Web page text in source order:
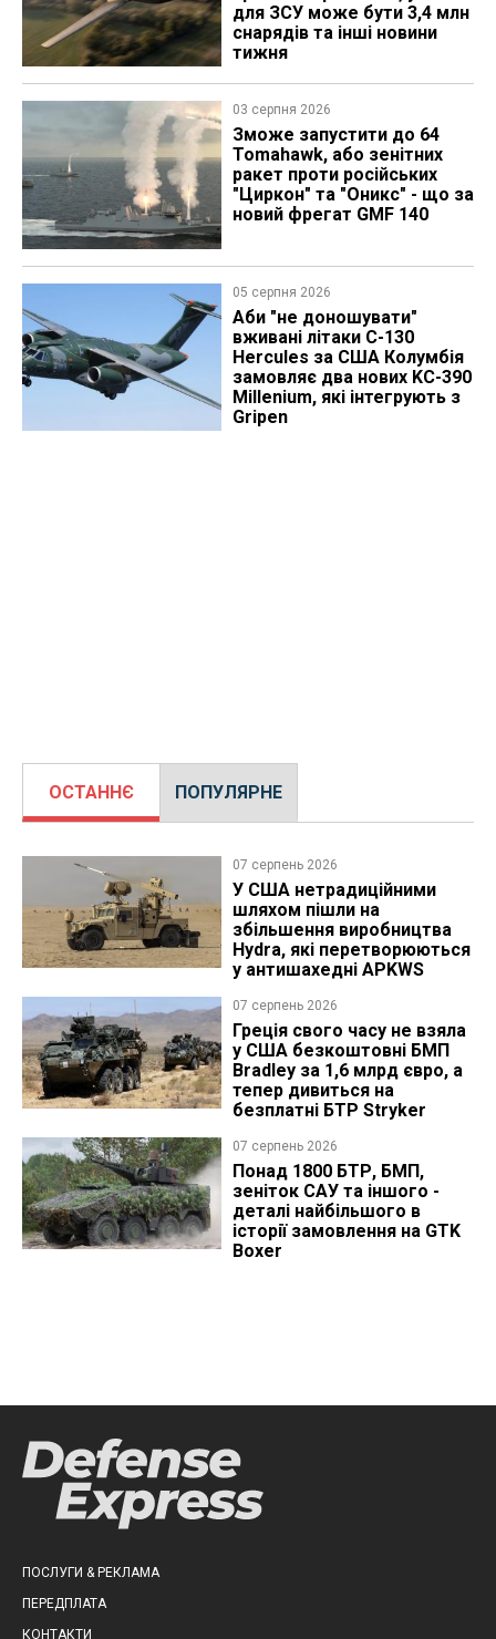
для ЗСУ може бути 3,4 млн
снарядів та інші новини
тижня
03 серпня 2026
Зможе запустити до 64
Tomahawk, або зенітних
ракет проти російських
"Циркон" та "Оникс" - що за
новий фрегат GMF 140
05 серпня 2026
Аби "не доношувати"
вживані літаки C-130
Hercules за США Колумбія
замовляє два нових KC-390
Millenium, які інтегрують з
Gripen
ОСТАННЄ ПОПУЛЯРНЕ
07 серпень 2026
У США нетрадиційними
шляхом пішли на
збільшення виробництва
Hydra, які перетворюються
у антишахедні APKWS
07 серпень 2026
Греція свого часу не взяла
у США безкоштовні БМП
Bradley за 1,6 млрд євро, а
тепер дивиться на
безплатні БТР Stryker
07 серпень 2026
Понад 1800 БТР, БМП,
зеніток САУ та іншого -
деталі найбільшого в
історії замовлення на GTK
Boxer
ПОСЛУГИ & РЕКЛАМА
ПЕРЕДПЛАТА
КОНТАКТИ